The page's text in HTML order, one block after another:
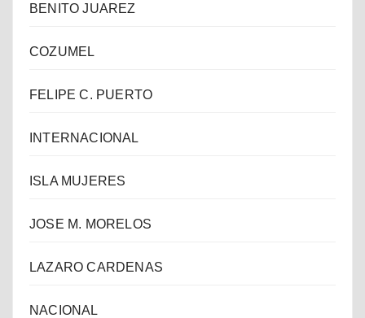
BENITO JUAREZ
COZUMEL
FELIPE C. PUERTO
INTERNACIONAL
ISLA MUJERES
JOSE M. MORELOS
LAZARO CARDENAS
NACIONAL